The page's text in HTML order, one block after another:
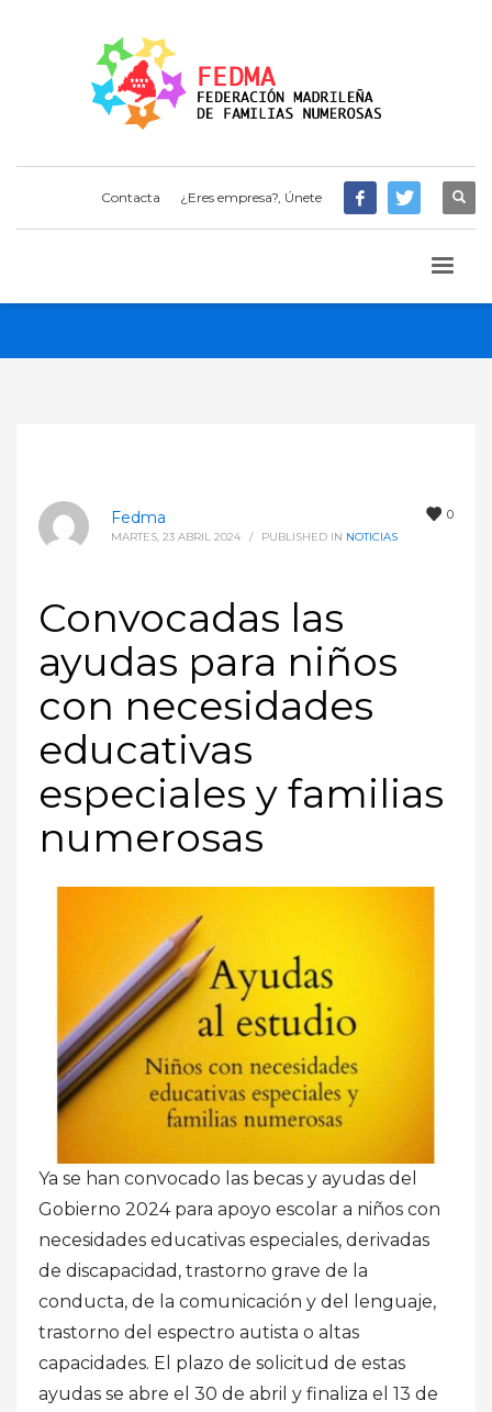
Contacta ¿Eres empresa?, Únete
0
Fedma
MARTES, 23 ABRIL 2024 / PUBLISHED IN NOTICIAS
Convocadas las
ayudas para niños
con necesidades
educativas
especiales y familias
numerosas
Ya se han convocado las becas y ayudas del
Gobierno 2024 para apoyo escolar a niños con
necesidades educativas especiales, derivadas
de discapacidad, trastorno grave de la
conducta, de la comunicación y del lenguaje,
trastorno del espectro autista o altas
capacidades. El plazo de solicitud de estas
ayudas se abre el 30 de abril y finaliza el 13 de